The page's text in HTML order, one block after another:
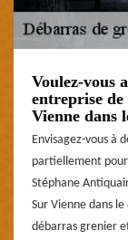
Voulez-vous
entreprise
Vienne dans
Envisagez-vous à
partiellement pour
Stéphane
Sur Vienne dans
débarras grenier